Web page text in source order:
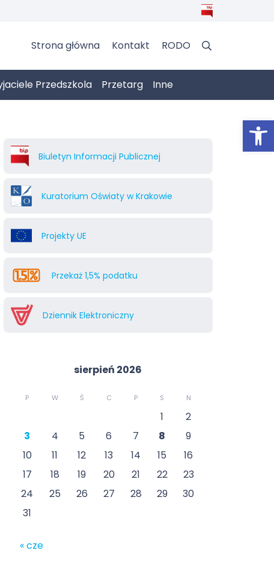
Strona główna Kontakt RODO
Przedszkola Przetarg Inne
Biuletyn Informacji Publicznej
Kuratorium Oświaty w Krakowie
Projekty UE
Przekaż 1,5% podatku
Dziennik Elektroniczny
sierpień 2026
P W Ś C P S N
1
2
3
4 5 6 7 8
9
10
11 12 13 14 15
16
17
18 19 20 21 22
23
24
25 26 27 28 29
30
31
« cze